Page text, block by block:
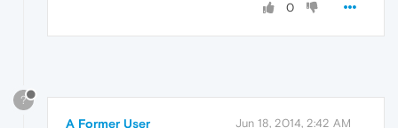
0
?
A Former User Jun 18, 2014, 2:42 AM